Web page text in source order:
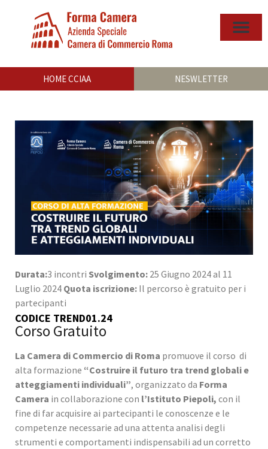
HOME CCIAA NESWLETTER
Durata:3 incontri Svolgimento: 25 Giugno 2024 al 11
Luglio 2024 Quota iscrizione: Il percorso è gratuito per i
partecipanti
CODICE TREND01.24
Corso Gratuito
La Camera di Commercio di Roma promuove il corso di
alta formazione “Costruire il futuro tra trend globali e
atteggiamenti individuali”, organizzato da Forma
Camera in collaborazione con l’Istituto Piepoli, con il
fine di far acquisire ai partecipanti le conoscenze e le
competenze necessarie ad una attenta analisi degli
strumenti e comportamenti indispensabili ad un corretto